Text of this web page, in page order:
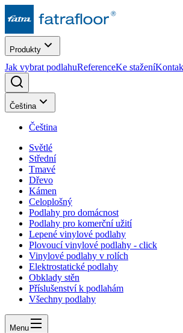
Produkty
Jak vybrat podlahuReferenceKe stažení
Čeština
Čeština
Světlé
Střední
Tmavé
Dřevo
Kámen
Celoplošný
Podlahy pro domácnost
Podlahy pro komerční užití
Lepené vinylové podlahy
Plovoucí vinylové podlahy - click
Vinylové podlahy v rolích
Elektrostatické podlahy
Obklady stěn
Příslušenství k podlahám
Všechny podlahy
Menu